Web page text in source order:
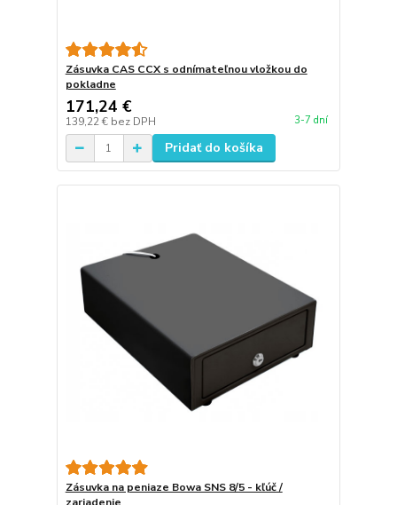
Zásuvka CAS CCX s odnímateľnou vložkou do
pokladne
171,24 €
139,22 € bez DPH 3-7 dní
Pridať do košíka
Zásuvka na peniaze Bowa SNS 8/5 - kľúč /